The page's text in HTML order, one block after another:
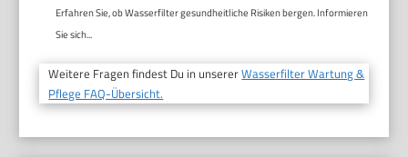
Erfahren Sie, ob Wasserfilter gesundheitliche Risiken bergen. Informieren
Sie sich...
Weitere Fragen findest Du in unsererWasserfilter Wartung &
Pflege FAQ-Übersicht.